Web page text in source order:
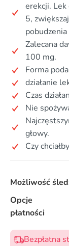
erekcji.
5,
Zalecana
100 mg.
Forma
działanie
Czas
Nie
głowy.
Czy
Możliwość
Opcje
płatności
Bezpłatna